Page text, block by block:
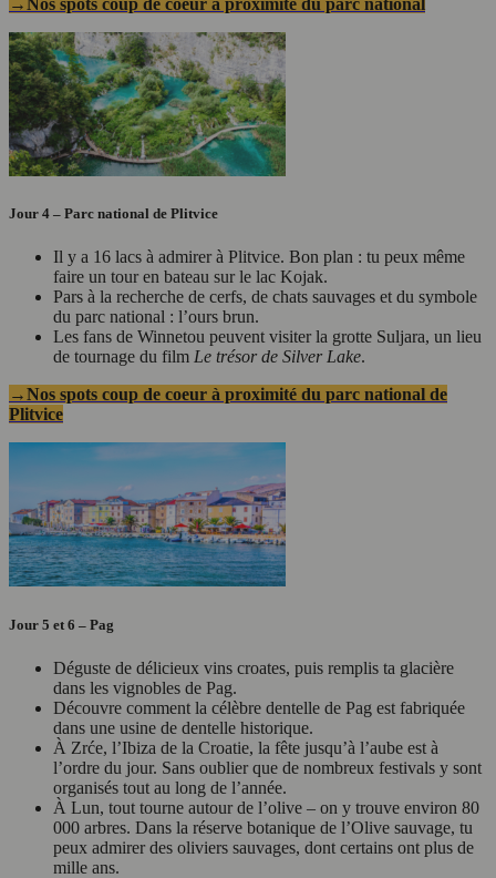
→Nos spots coup de coeur à proximité du parc national
Jour 4 – Parc national de Plitvice
Il y a 16 lacs à admirer à Plitvice. Bon plan : tu peux même
faire un tour en bateau sur le lac Kojak.
Pars à la recherche de cerfs, de chats sauvages et du symbole
du parc national : l’ours brun.
Les fans de Winnetou peuvent visiter la grotte Suljara, un lieu
de tournage du film Le trésor de Silver Lake.
→Nos spots coup de coeur à proximité du parc national de
Plitvice
Jour 5 et 6 – Pag
Déguste de délicieux vins croates, puis remplis ta glacière
dans les vignobles de Pag.
Découvre comment la célèbre dentelle de Pag est fabriquée
dans une usine de dentelle historique.
À Zrće, l’Ibiza de la Croatie, la fête jusqu’à l’aube est à
l’ordre du jour. Sans oublier que de nombreux festivals y sont
organisés tout au long de l’année.
À Lun, tout tourne autour de l’olive – on y trouve environ 80
000 arbres. Dans la réserve botanique de l’Olive sauvage, tu
peux admirer des oliviers sauvages, dont certains ont plus de
mille ans.